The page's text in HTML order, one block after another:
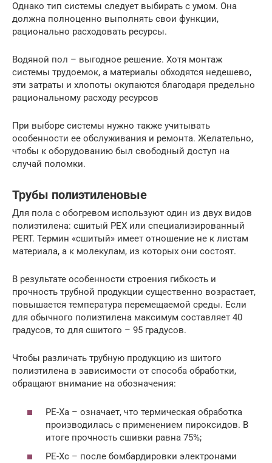
Однако тип системы следует выбирать с умом. Она
должна полноценно выполнять свои функции,
рационально расходовать ресурсы.
Водяной пол – выгодное решение. Хотя монтаж
системы трудоемок, а материалы обходятся недешево,
эти затраты и хлопоты окупаются благодаря предельно
рациональному расходу ресурсов
При выборе системы нужно также учитывать
особенности ее обслуживания и ремонта. Желательно,
чтобы к оборудованию был свободный доступ на
случай поломки.
Трубы полиэтиленовые
Для пола с обогревом используют один из двух видов
полиэтилена: сшитый PEX или специализированный
PERT. Термин «сшитый» имеет отношение не к листам
материала, а к молекулам, из которых они состоят.
В результате особенности строения гибкость и
прочность трубной продукции существенно возрастает,
повышается температура перемещаемой среды. Если
для обычного полиэтилена максимум составляет 40
градусов, то для сшитого – 95 градусов.
Чтобы различать трубную продукцию из шитого
полиэтилена в зависимости от способа обработки,
обращают внимание на обозначения:
PE-Xa – означает, что термическая обработка
производилась с применением пироксидов. В
итоге прочность сшивки равна 75%;
PE-Xc – после бомбардировки электронами